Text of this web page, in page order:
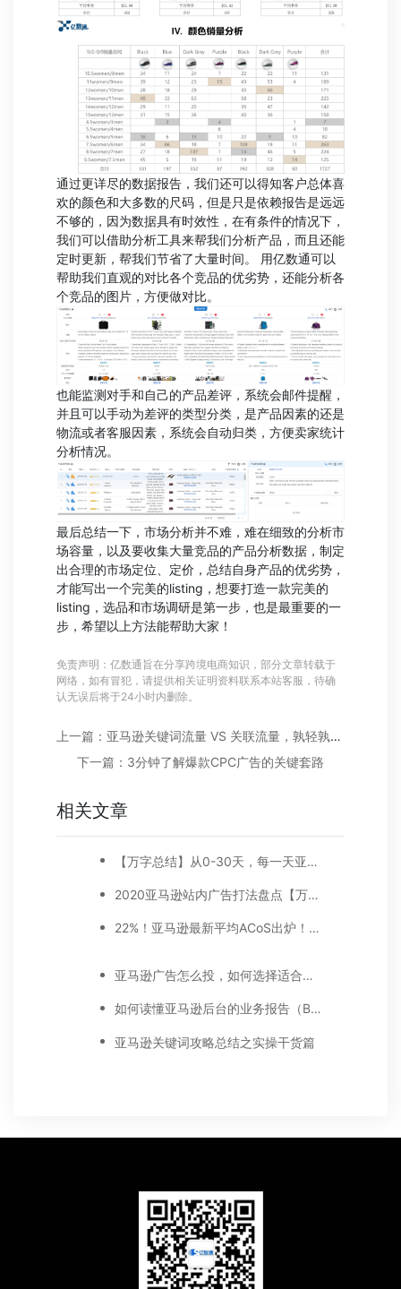
通过更详尽的数据报告，我们还可以得知客户总体喜
欢的颜色和大多数的尺码，但是只是依赖报告是远远
不够的，因为数据具有时效性，在有条件的情况下，
我们可以借助分析工具来帮我们分析产品，而且还能
定时更新，帮我们节省了大量时间。 用亿数通可以
帮助我们直观的对比各个竞品的优劣势，还能分析各
个竞品的图片，方便做对比。
也能监测对手和自己的产品差评，系统会邮件提醒，
并且可以手动为差评的类型分类，是产品因素的还是
物流或者客服因素，系统会自动归类，方便卖家统计
分析情况。
最后总结一下，市场分析并不难，难在细致的分析市
场容量，以及要收集大量竞品的产品分析数据，制定
出合理的市场定位、定价，总结自身产品的优劣势，
才能写出一个完美的listing，想要打造一款完美的
listing，选品和市场调研是第一步，也是最重要的一
步，希望以上方法能帮助大家！
免责声明：亿数通旨在分享跨境电商知识，部分文章转载于
网络，如有冒犯，请提供相关证明资料联系本站客服，待确
认无误后将于24小时内删除。
上一篇：亚马逊关键词流量 VS 关联流量，孰轻孰重？
下一篇：3分钟了解爆款CPC广告的关键套路
相关文章
【万字总结】从0-30天，每一天亚马逊广告打造技巧真实案例细节分享
2020亚马逊站内广告打法盘点【万字好文】
22%！亚马逊最新平均ACoS出炉！这三步做好，ACoS优化差不了！
亚马逊广告怎么投，如何选择适合你的广告模式？
如何读懂亚马逊后台的业务报告（Business report)
亚马逊关键词攻略总结之实操干货篇